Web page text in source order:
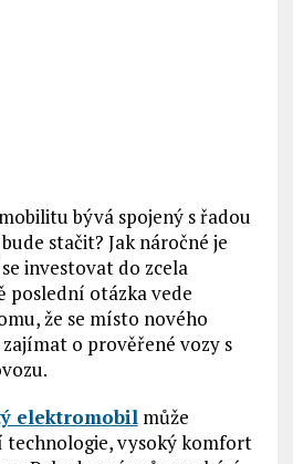
bývá spojený s řadou
stačit? Jak náročné je
investovat do zcela
poslední otázka vede
že se místo nového
o prověřené vozy s
elektromobilmůže
vysoký komfort